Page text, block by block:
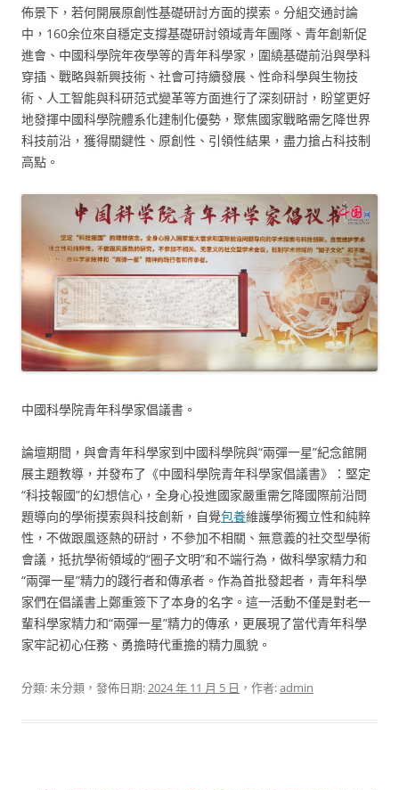
佈景下，若何開展原創性基礎研討方面的摸索。分組交通討論
中，160余位來自穩定支撐基礎研討領域青年團隊、青年創新促
進會、中國科學院年夜學等的青年科學家，圍繞基礎前沿與學科
穿插、戰略與新興技術、社會可持續發展、性命科學與生物技
術、人工智能與科研范式變革等方面進行了深刻研討，盼望更好
地發揮中國科學院體系化建制化優勢，聚焦國家戰略需乞降世界
科技前沿，獲得關鍵性、原創性、引領性結果，盡力搶占科技制
高點。
中國科學院青年科學家倡議書。
論壇期間，與會青年科學家到中國科學院與“兩彈一星”紀念館開
展主題教導，并發布了《中國科學院青年科學家倡議書》：堅定
“科技報國”的幻想信心，全身心投進國家嚴重需乞降國際前沿問
題導向的學術摸索與科技創新，自覺包養維護學術獨立性和純粹
性，不做跟風逐熱的研討，不參加不相關、無意義的社交型學術
會議，抵抗學術領域的“圈子文明”和不端行為，做科學家精力和
“兩彈一星”精力的踐行者和傳承者。作為首批發起者，青年科學
家們在倡議書上鄭重簽下了本身的名字。這一活動不僅是對老一
輩科學家精力和“兩彈一星”精力的傳承，更展現了當代青年科學
家牢記初心任務、勇擔時代重擔的精力風貌。
分類: 未分類，發佈日期:2024 年 11 月 5 日 ，作者:admin